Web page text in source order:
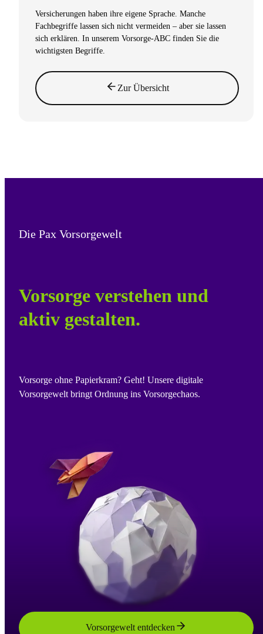
Versicherungen haben ihre eigene Sprache. Manche
Fachbegriffe lassen sich nicht vermeiden – aber sie lassen
sich erklären. In unserem Vorsorge-ABC finden Sie die
wichtigsten Begriffe.
Zur Übersicht
Die Pax Vorsorgewelt
Vorsorge verstehen und
aktiv gestalten.
Vorsorge ohne Papierkram? Geht! Unsere digitale
Vorsorgewelt bringt Ordnung ins Vorsorgechaos.
Vorsorgewelt entdecken